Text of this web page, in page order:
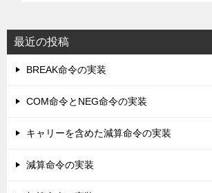
最近の投稿
BREAK命令の実装
COM命令とNEG命令の実装
キャリーを含めた減算命令の実装
減算命令の実装